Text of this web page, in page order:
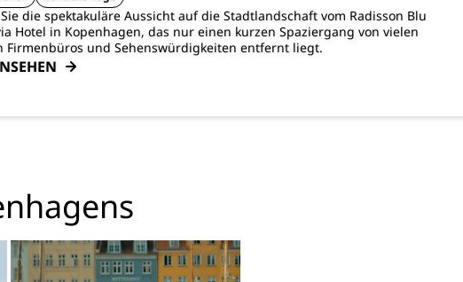
die spektakuläre Aussicht auf die Stadtlandschaft vom Radisson Blu
Hotel in Kopenhagen, das nur einen kurzen Spaziergang von vielen
Firmenbüros und Sehenswürdigkeiten entfernt liegt.